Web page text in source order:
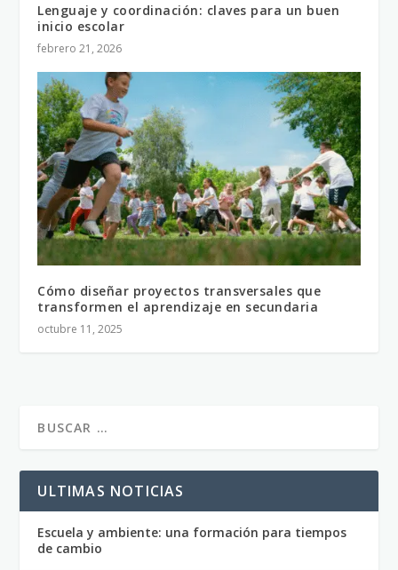
Lenguaje y coordinación: claves para un buen
inicio escolar
febrero 21, 2026
Cómo diseñar proyectos transversales que
transformen el aprendizaje en secundaria
octubre 11, 2025
ULTIMAS NOTICIAS
Escuela y ambiente: una formación para tiempos
de cambio